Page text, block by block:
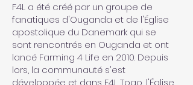
F4L a été créé par un groupe de
fanatiques d'Ouganda et de l'Église
apostolique du Danemark qui se
sont rencontrés en Ouganda et ont
lancé Farming 4 Life en 2010. Depuis
lors, la communauté s'est
développée et dans F4L Togo, l'Église